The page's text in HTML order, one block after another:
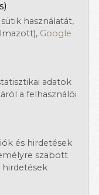
használatát,
Google
adatok
a felhasználói
és hirdetések
szabott
hirdetések